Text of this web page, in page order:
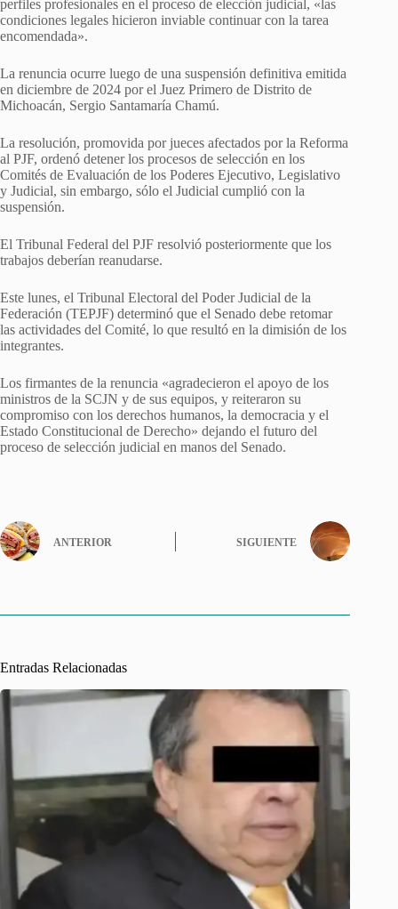
perfiles profesionales en el proceso de elección judicial, «las
condiciones legales hicieron inviable continuar con la tarea
encomendada».
La renuncia ocurre luego de una suspensión definitiva emitida
en diciembre de 2024 por el Juez Primero de Distrito de
Michoacán, Sergio Santamaría Chamú.
La resolución, promovida por jueces afectados por la Reforma
al PJF, ordenó detener los procesos de selección en los
Comités de Evaluación de los Poderes Ejecutivo, Legislativo
y Judicial, sin embargo, sólo el Judicial cumplió con la
suspensión.
El Tribunal Federal del PJF resolvió posteriormente que los
trabajos deberían reanudarse.
Este lunes, el Tribunal Electoral del Poder Judicial de la
Federación (TEPJF) determinó que el Senado debe retomar
las actividades del Comité, lo que resultó en la dimisión de los
integrantes.
Los firmantes de la renuncia «agradecieron el apoyo de los
ministros de la SCJN y de sus equipos, y reiteraron su
compromiso con los derechos humanos, la democracia y el
Estado Constitucional de Derecho» dejando el futuro del
proceso de selección judicial en manos del Senado.
ANTERIOR SIGUIENTE
Entradas Relacionadas